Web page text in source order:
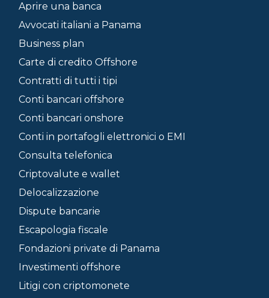
Aprire una banca
Avvocati italiani a Panama
Business plan
Carte di credito Offshore
Contratti di tutti i tipi
Conti bancari offshore
Conti bancari onshore
Conti in portafogli elettronici o EMI
Consulta telefonica
Criptovalute e wallet
Delocalizzazione
Dispute bancarie
Escapologia fiscale
Fondazioni private di Panama
Investimenti offshore
Litigi con criptomonete